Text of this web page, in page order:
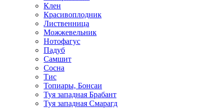
Клен
Красивоплодник
Лиственница
Можжевельник
Нотофагус
Падуб
Самшит
Сосна
Тис
Топиары, Бонсаи
Туя западная Брабант
Туя западная Смарагд